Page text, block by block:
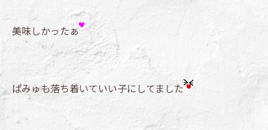
美味しかったぁ
ぱみゅも落ち着いていい子にしてました